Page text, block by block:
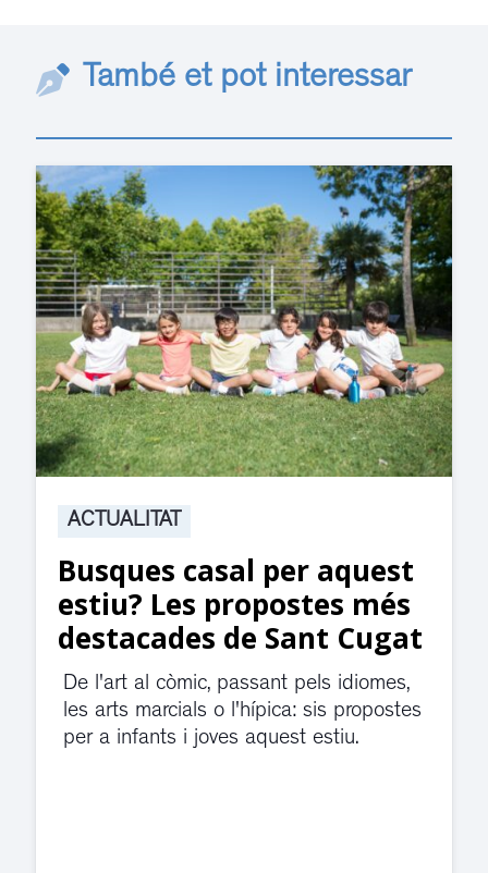
També et pot interessar
ACTUALITAT
Suspesa l’activitat als
jutjats de Rubí fins
divendres per una fuita
d’aigua
El servei de guàrdia i el jutjat de
violència de gènere s'han traslladat a